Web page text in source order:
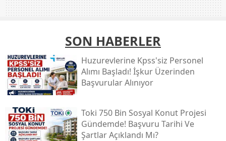
SON HABERLER
Huzurevlerine Kpss'siz Personel
Alımı Başladı! İşkur Üzerinden
Başvurular Alınıyor
Toki̇ 750 Bin Sosyal Konut Projesi
Gündemde! Başvuru Tarihi Ve
Şartlar Açıklandı Mı?